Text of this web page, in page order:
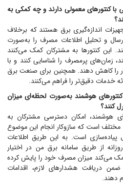
با کنتور‌های معمولی دارند و چه کمکی به
اندازه‌گیری برق هستند که برخلاف
و تحلیل اطلاعات مصرف را به‌صورت
این کنتور‌ها به مشترکان کمک می‌کنند
زمان‌های پرمصرف را شناسایی کنند و با
را کاهش دهند. همچنین برای صنعت برق
خدمات دقیق‌تر را فراهم می‌کنند.
کنتور‌های هوشمند به‌صورت لحظه‌ای میزان
کنند؟
هوشمند، امکان دسترسی مشترکان به
مختلف است که سازوکار انجام این موضوع
است. به این طریق اطلاعات
از طریق سامانه برق من در اختیار
می‌کند میزان مصرف خود را پایش کرده
دریافت هشدار‌های لازم، اقدامات
دهند.